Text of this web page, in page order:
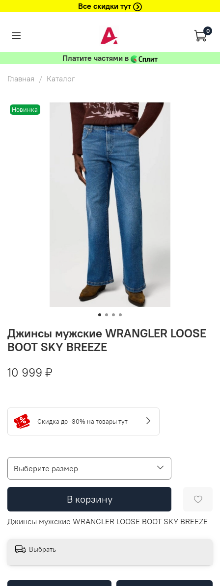
Все скидки тут
0
Платите частями в
Главная Каталог
Новинка
Джинсы мужские WRANGLER LOOSE
BOOT SKY BREEZE
10 999 ₽
Скидка до -30% на товары тут
Выберите размер
В корзину
Джинсы мужские WRANGLER LOOSE BOOT SKY BREEZE
Выбрать